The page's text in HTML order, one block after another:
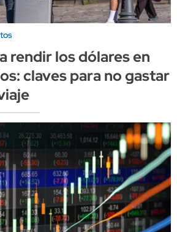
rendir los dólares en
claves para no gastar